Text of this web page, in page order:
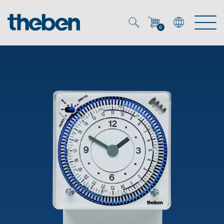
0
Energy Manager
Smart Home
OEM-Lösungen
Ansprechpartner OEM
OEM-Referenzen
Zeit- und Lichtsteuerung
DALI-2 Lichtsteuerung
Downloads
Unternehmen